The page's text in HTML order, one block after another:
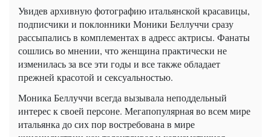
Увидев архивную фотографию итальянской красавицы,
подписчики и поклонники Моники Беллуччи сразу
рассыпались в комплементах в адресс актрисы. Фанаты
сошлись во мнении, что женщина практически не
изменилась за все эти годы и все также обладает
прежней красотой и сексуальностью.
Моника Беллуччи всегда вызывала неподдельный
интерес к своей персоне. Мегапопулярная во всем мире
итальянка до сих пор востребована в мире